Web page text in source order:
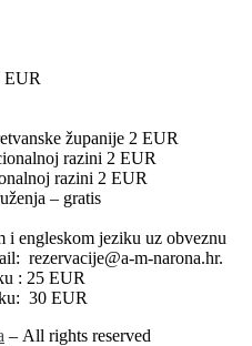
EUR
županije 2 EUR
razini 2 EUR
razini 2 EUR
– gratis
i engleskom jeziku uz obveznu
rezervacije@a-m-narona.hr.
: 25 EUR
30 EUR
– All rights reserved